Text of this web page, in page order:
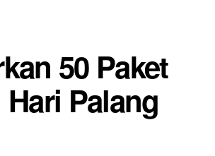
50 Paket
Palang